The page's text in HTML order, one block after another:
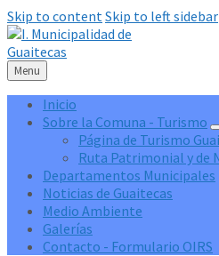
Skip to contentSkip to left sidebar
Menu
Inicio
Sobre la Comuna - Turismo
Página de Turismo
Ruta Patrimonial y de
Departamentos Municipales
Noticias de Guaitecas
Medio Ambiente
Galerías
Contacto - Formulario OIRS